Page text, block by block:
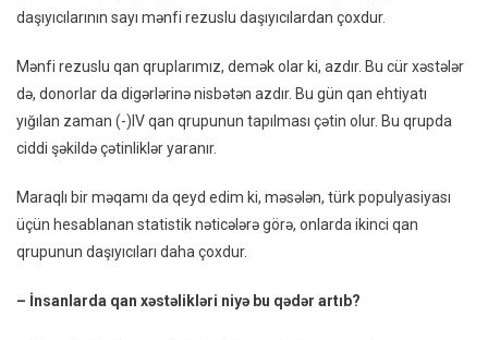
daşıyıcılarının sayı mənfi rezuslu daşıyıcılardan çoxdur.
Mənfi rezuslu qan qruplarımız, demək olar ki, azdır. Bu cür xəstələr
də, donorlar da digərlərinə nisbətən azdır. Bu gün qan ehtiyatı
yığılan zaman (-)IV qan qrupunun tapılması çətin olur. Bu qrupda
ciddi şəkildə çətinliklər yaranır.
Maraqlı bir məqamı da qeyd edim ki, məsələn, türk populyasiyası
üçün hesablanan statistik nəticələrə görə, onlarda ikinci qan
qrupunun daşıyıcıları daha çoxdur.
– İnsanlarda qan xəstəlikləri niyə bu qədər artıb?